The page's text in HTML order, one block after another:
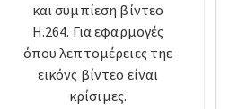
και συμπίεση βίντεο
H.264. Για εφαρμογές
όπου λεπτομέρειες τηε
εικόνς βίντεο είναι
κρίσιμες.